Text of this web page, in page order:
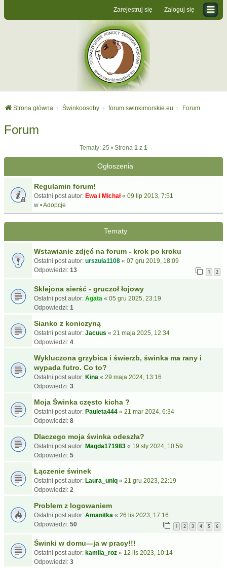
Zaloguj się
Zarejestruj się
Strona główna Świnkoosoby forum.swinkimorskie.eu Forum
Forum
Tematy: 25 • Strona 1 z 1
Ogłoszenia
Regulamin forum!
Ostatni post autor: Ewa i Michał« 09 lip 2013, 7:51
w • Adopcje
Tematy
Wstawianie zdjęć na forum - krok po kroku
Ostatni post autor: urszula1108 « 07 gru 2019, 18:09
Odpowiedzi: 13 1 2
Sklejona sierść - gruczoł łojowy
Ostatni post autor: Agata « 05 gru 2025, 23:19
Odpowiedzi: 1
Sianko z koniczyną
Ostatni post autor: Jacuus « 21 maja 2025, 12:34
Odpowiedzi: 4
Wykluczona grzybica i świerzb, świnka ma rany i
wypada futro. Co to?
Ostatni post autor: Kina « 29 maja 2024, 13:16
Odpowiedzi: 3
Moja Świnka często kicha ?
Ostatni post autor: Pauleta444 « 21 mar 2024, 6:34
Odpowiedzi: 8
Dlaczego moja świnka odeszła?
Ostatni post autor: Magda171983 « 19 sty 2024, 10:59
Odpowiedzi: 5
Łączenie świnek
Ostatni post autor: Laura_uniq « 21 gru 2023, 22:19
Odpowiedzi: 2
Problem z logowaniem
Ostatni post autor: Amanitka « 26 lis 2023, 17:16
Odpowiedzi: 50 1 2 3 4 5 6
Świnki w domu—ja w pracy!!!
Ostatni post autor: kamila_roz « 12 lis 2023, 10:14
Odpowiedzi: 3